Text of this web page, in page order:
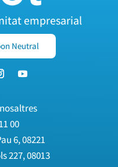
empresarial
Neutral
00
6, 08221
227, 08013